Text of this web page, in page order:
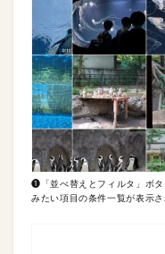
❶「並べ替えとフィルタ」ボ
みたい項目の条件一覧が表示さ